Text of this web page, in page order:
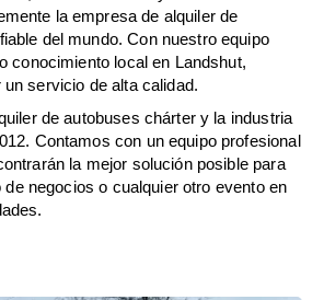
la empresa de alquiler de
del mundo. Con nuestro equipo
conocimiento local en Landshut,
servicio de alta calidad.
de autobuses chárter y la industria
Contamos con un equipo profesional
la mejor solución posible para
de negocios o cualquier otro evento en